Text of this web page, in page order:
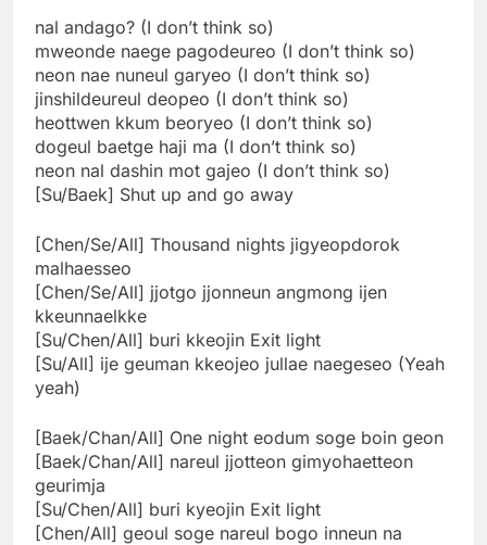
nal andago? (I don’t think so)
mweonde naege pagodeureo (I don’t think so)
neon nae nuneul garyeo (I don’t think so)
jinshildeureul deopeo (I don’t think so)
heottwen kkum beoryeo (I don’t think so)
dogeul baetge haji ma (I don’t think so)
neon nal dashin mot gajeo (I don’t think so)
[Su/Baek] Shut up and go away
[Chen/Se/All] Thousand nights jigyeopdorok
malhaesseo
[Chen/Se/All] jjotgo jjonneun angmong ijen
kkeunnaelkke
[Su/Chen/All] buri kkeojin Exit light
[Su/All] ije geuman kkeojeo jullae naegeseo (Yeah
yeah)
[Baek/Chan/All] One night eodum soge boin geon
[Baek/Chan/All] nareul jjotteon gimyohaetteon
geurimja
[Su/Chen/All] buri kyeojin Exit light
[Chen/All] geoul soge nareul bogo inneun na